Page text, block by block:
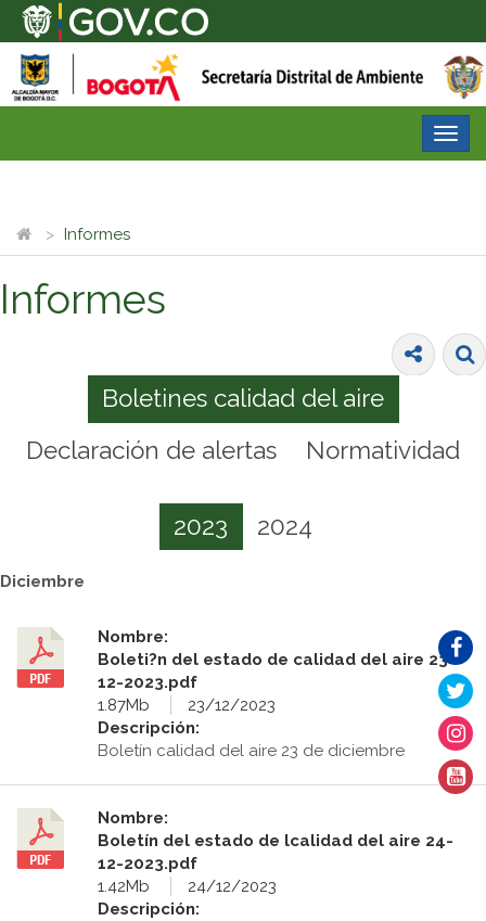
Informes
Informes
Boletines calidad del aire
Declaración de alertas
Normatividad
2023 2024
Diciembre
Nombre:
Boleti?n del estado de calidad del aire 23-
12-2023.pdf
1.87Mb
23/12/2023
Descripción:
Boletín calidad del aire 23 de diciembre
Nombre:
Boletín del estado de lcalidad del aire 24-
12-2023.pdf
1.42Mb
24/12/2023
Descripción: